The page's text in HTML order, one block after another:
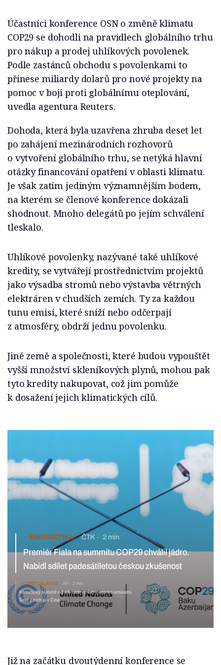
Účastníci konference OSN o změně klimatu
COP29 se dohodli na pravidlech globálního trhu
pro nákup a prodej uhlíkových povolenek.
Podle zastánců obchodu s povolenkami to
přinese miliardy dolarů pro nové projekty na
pomoc v boji proti globálnímu oteplování,
uvedla agentura Reuters.
Dohoda, která byla uzavřena zhruba deset let
po zahájení mezinárodních rozhovorů
o vytvoření globálního trhu, se netýká hlavní
otázky financování opatření v oblasti klimatu.
Je však zatím jediným významnějším bodem,
na kterém se členové konference dokázali
shodnout. Mnoho delegátů po jejím schválení
tleskalo.
Uhlíkové povolenky, nazývané také uhlíkové
kredity, se vytvářejí prostřednictvím projektů
jako výsadba stromů nebo výstavba větrných
elektráren v chudších zemích. Ty za každou
tunu emisí, které sníží nebo odčerpají
z atmosféry, obdrží jednu povolenku.
Jiné země a společnosti, které budou vypouštět
vyšší množství skleníkových plynů, mohou pak
tyto kredity nakupovat, což jim pomůže
k dosažení jejich klimatických cílů.
ENERGETIKA ČTK 2 min
Premiér Fiala na summitu COP29 chválil jádro. Nabídl sdílet
padesátiletou českou zkušenost
Klimatický summit odhalil sedm měst s nejvíce
emisemi. Šest z nich je v Číně
Již na začátku dvoutýdenní konference se